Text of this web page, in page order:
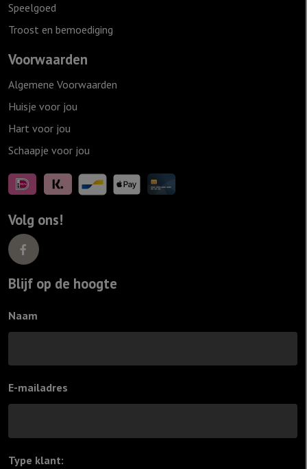
Speelgoed
Troost en bemoediging
Voorwaarden
Algemene Voorwaarden
Huisje voor jou
Hart voor jou
Schaapje voor jou
Volg ons!
Blijf op de hoogte
Naam
E-mailadres
Type klant: